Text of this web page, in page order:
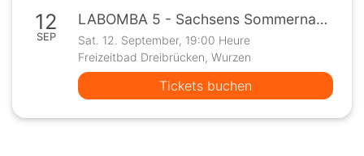
12
SEP
LABOMBA 5 - Sachsens Sommernachts Open Air 2026
Sat. 12. September, 19:00 Heure
Freizeitbad Dreibrücken, Wurzen
Tickets buchen